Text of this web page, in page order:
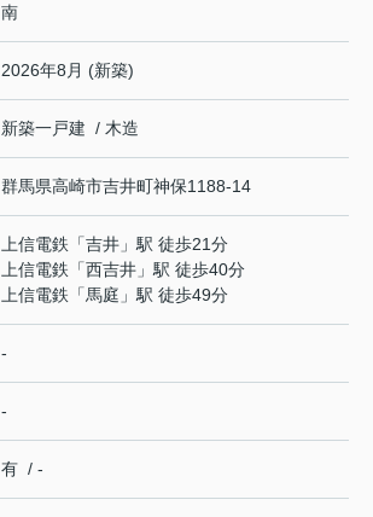
南
2026年8月 (新築)
新築一戸建 / 木造
群馬県高崎市吉井町神保1188-14
上信電鉄 「吉井 」駅 徒歩21分
上信電鉄 「西吉井 」駅 徒歩40分
上信電鉄 「馬庭 」駅 徒歩49分
-
-
有 / -